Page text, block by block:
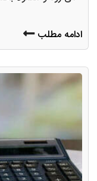
ادامه مطلب